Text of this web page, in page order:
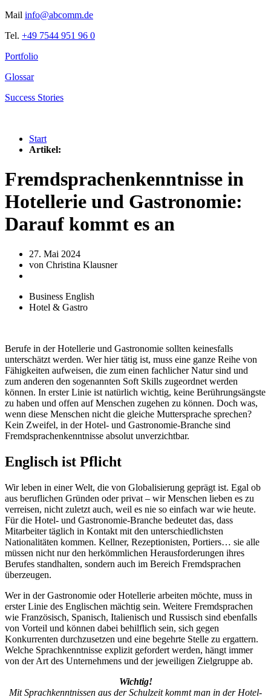
Mail info@abcomm.de
Tel. +49 7544 951 96 0
Portfolio
Glossar
Success Stories
Start
Artikel:
Fremdsprachenkenntnisse in
Hotellerie und Gastronomie:
Darauf kommt es an
27. Mai 2024
von Christina Klausner
Business English
Hotel & Gastro
Berufe in der Hotellerie und Gastronomie sollten keinesfalls
unterschätzt werden. Wer hier tätig ist, muss eine ganze Reihe von
Fähigkeiten aufweisen, die zum einen fachlicher Natur sind und
zum anderen den sogenannten Soft Skills zugeordnet werden
können. In erster Linie ist natürlich wichtig, keine Berührungsängste
zu haben und offen auf Menschen zugehen zu können. Doch was,
wenn diese Menschen nicht die gleiche Muttersprache sprechen?
Kein Zweifel, in der Hotel- und Gastronomie-Branche sind
Fremdsprachenkenntnisse absolut unverzichtbar.
Englisch ist Pflicht
Wir leben in einer Welt, die von Globalisierung geprägt ist. Egal ob
aus beruflichen Gründen oder privat – wir Menschen lieben es zu
verreisen, nicht zuletzt auch, weil es nie so einfach war wie heute.
Für die Hotel- und Gastronomie-Branche bedeutet das, dass
Mitarbeiter täglich in Kontakt mit den unterschiedlichsten
Nationalitäten kommen. Kellner, Rezeptionisten, Portiers… sie alle
müssen nicht nur den herkömmlichen Herausforderungen ihres
Berufes standhalten, sondern auch im Bereich Fremdsprachen
überzeugen.
Wer in der Gastronomie oder Hotellerie arbeiten möchte, muss in
erster Linie des Englischen mächtig sein. Weitere Fremdsprachen
wie Französisch, Spanisch, Italienisch und Russisch sind ebenfalls
von Vorteil und können dabei behilflich sein, sich gegen
Konkurrenten durchzusetzen und eine begehrte Stelle zu ergattern.
Welche Sprachkenntnisse explizit gefordert werden, hängt immer
von der Art des Unternehmens und der jeweiligen Zielgruppe ab.
Wichtig!
Mit Sprachkenntnissen aus der Schulzeit kommt man in der Hotel-